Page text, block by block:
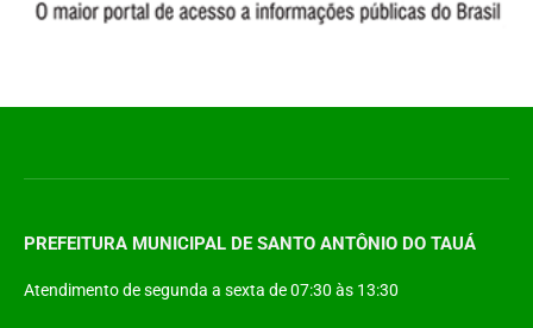
PREFEITURA MUNICIPAL DE SANTO ANTÔNIO DO TAUÁ
Atendimento de segunda a sexta de 07:30 às 13:30